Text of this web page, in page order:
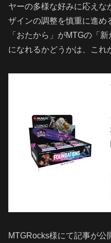
ヤーの多様な好みに応えな
ザインの調整を慎重に進め
「おたから」がMTGの「
になれるかどうかは、これ
MTGRocks様にて記事が公